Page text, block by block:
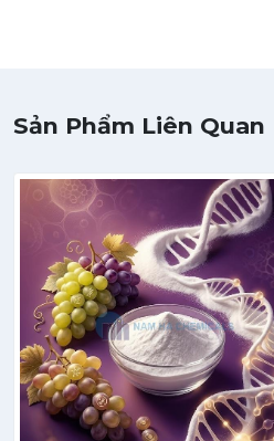
Sản Phẩm Liên Quan